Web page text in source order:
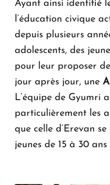
Ayant ainsi identifié
l’éducation civique
depuis plusieurs
adolescents, des
pour leur proposer
jour après jour, une
L’équipe de Gyumri
particulièrement les
que celle d’Erevan
jeunes de 15 à 30